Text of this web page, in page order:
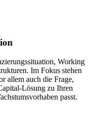
Working
Im Fokus stehen
allem auch die Frage,
Lösung zu Ihren
passt.